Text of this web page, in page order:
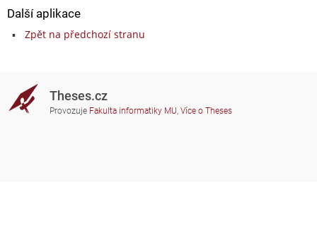
Další aplikace
Zpět na předchozí stranu
Theses.cz
Provozuje Fakulta informatiky MU, Více o Theses